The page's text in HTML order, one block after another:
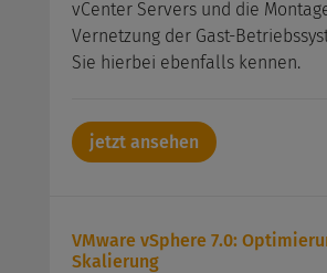
vCenter Servers und die
Vernetzung der Gast-
Sie hierbei ebenfalls kennen.
jetzt ansehen
VMware vSphere 7.0:
Skalierung